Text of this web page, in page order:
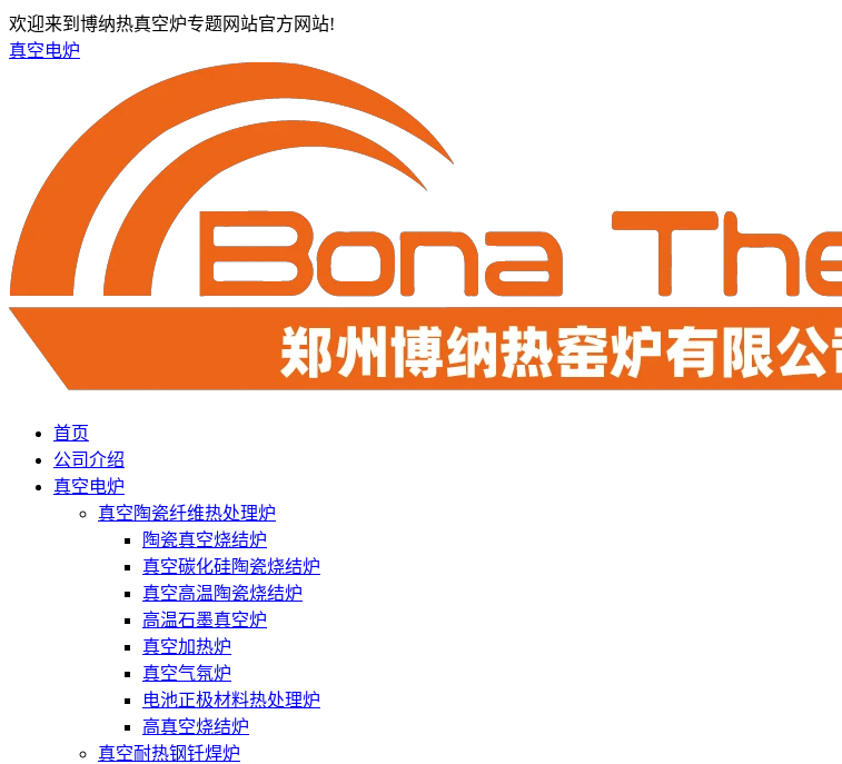
欢迎来到博纳热真空炉专题网站官方网站!
真空电炉
首页
公司介绍
真空电炉
真空陶瓷纤维热处理炉
陶瓷真空烧结炉
真空碳化硅陶瓷烧结炉
真空高温陶瓷烧结炉
高温石墨真空炉
真空加热炉
真空气氛炉
电池正极材料热处理炉
高真空烧结炉
真空耐热钢钎焊炉